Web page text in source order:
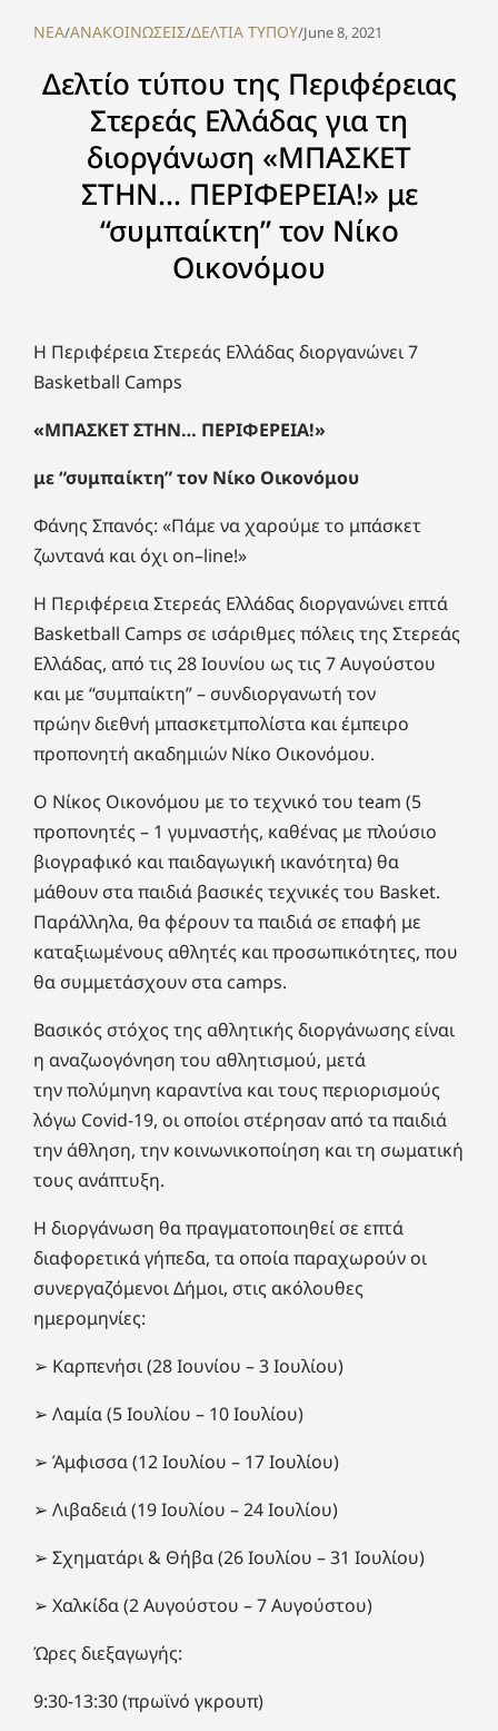
NEA/ΑΝΑΚΟΙΝΩΣΕΙΣ/ΔΕΛΤΙΑ ΤΥΠΟΥ/June 8, 2021
Δελτίο τύπου της Περιφέρειας
Στερεάς Ελλάδας για τη
διοργάνωση «ΜΠΑΣΚΕΤ
ΣΤΗΝ… ΠΕΡΙΦΕΡΕΙΑ!» με
“συμπαίκτη” τον Νίκο
Οικονόμου
Η Περιφέρεια Στερεάς Ελλάδας διοργανώνει 7
Basketball Camps
«ΜΠΑΣΚΕΤ ΣΤΗΝ… ΠΕΡΙΦΕΡΕΙΑ!»
με “συμπαίκτη” τον Νίκο Οικονόμου
Φάνης Σπανός: «Πάμε να χαρούμε το μπάσκετ
ζωντανά και όχι on–line!»
Η Περιφέρεια Στερεάς Ελλάδας διοργανώνει επτά
Basketball Camps σε ισάριθμες πόλεις της Στερεάς
Ελλάδας, από τις 28 Ιουνίου ως τις 7 Αυγούστου
και με “συμπαίκτη” – συνδιοργανωτή τον
πρώην διεθνή μπασκετμπολίστα και έμπειρο
προπονητή ακαδημιών Νίκο Οικονόμου.
Ο Νίκος Οικονόμου με το τεχνικό του team (5
προπονητές – 1 γυμναστής, καθένας με πλούσιο
βιογραφικό και παιδαγωγική ικανότητα) θα
μάθουν στα παιδιά βασικές τεχνικές του Basket.
Παράλληλα, θα φέρουν τα παιδιά σε επαφή με
καταξιωμένους αθλητές και προσωπικότητες, που
θα συμμετάσχουν στα camps.
Βασικός στόχος της αθλητικής διοργάνωσης είναι
η αναζωογόνηση του αθλητισμού, μετά
την πολύμηνη καραντίνα και τους περιορισμούς
λόγω Covid-19, οι οποίοι στέρησαν από τα παιδιά
την άθληση, την κοινωνικοποίηση και τη σωματική
τους ανάπτυξη.
Η διοργάνωση θα πραγματοποιηθεί σε επτά
διαφορετικά γήπεδα, τα οποία παραχωρούν οι
συνεργαζόμενοι Δήμοι, στις ακόλουθες
ημερομηνίες:
➢ Καρπενήσι (28 Ιουνίου – 3 Ιουλίου)
➢ Λαμία (5 Ιουλίου – 10 Ιουλίου)
➢ Άμφισσα (12 Ιουλίου – 17 Ιουλίου)
➢ Λιβαδειά (19 Ιουλίου – 24 Ιουλίου)
➢ Σχηματάρι & Θήβα (26 Ιουλίου – 31 Ιουλίου)
➢ Χαλκίδα (2 Αυγούστου – 7 Αυγούστου)
Ώρες διεξαγωγής:
9:30-13:30 (πρωϊνό γκρουπ)